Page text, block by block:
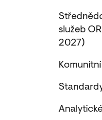
služeb
2027)